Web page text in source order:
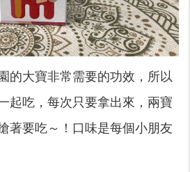
的大寶非常需要的功效，所以
起吃，每次只要拿出來，兩寶
著要吃～！口味是每個小朋友